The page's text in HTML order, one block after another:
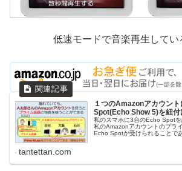
低速モードで音楽再生してい
１つのAmazonアカウン
Spot(Echo Show 5)を紐付
私のスマホに3台のEcho Spot
私のAmazonアカウントのプラ
Echo Spotが受けられることで
tantettan.com